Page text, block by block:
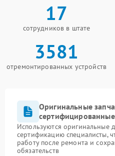
17
сотрудников в штате
3581
отремонтированных устройств
Оригинальные
Используются
сертификацию специалисты,
работу после ремонта и
обязательств